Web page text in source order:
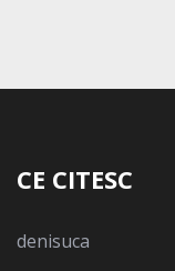
CE CITESC
denisuca